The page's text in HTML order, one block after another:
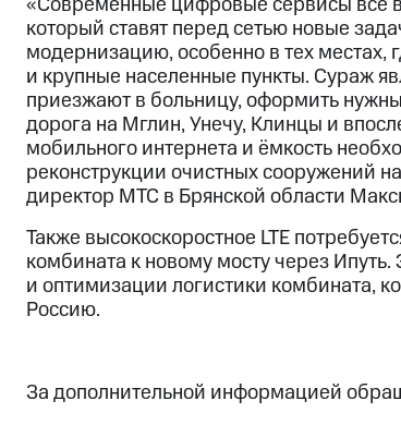
который ставят перед сетью новые
модернизацию, особенно в тех местах,
и крупные населенные пункты. Сураж
приезжают в больницу, оформить
дорога на Мглин, Унечу, Клинцы и
мобильного интернета и ёмкость
реконструкции очистных сооружений
директор МТС в Брянской области
Также высокоскоростное LTE
комбината к новому мосту через
и оптимизации логистики комбината,
Россию.
За дополнительной информацией